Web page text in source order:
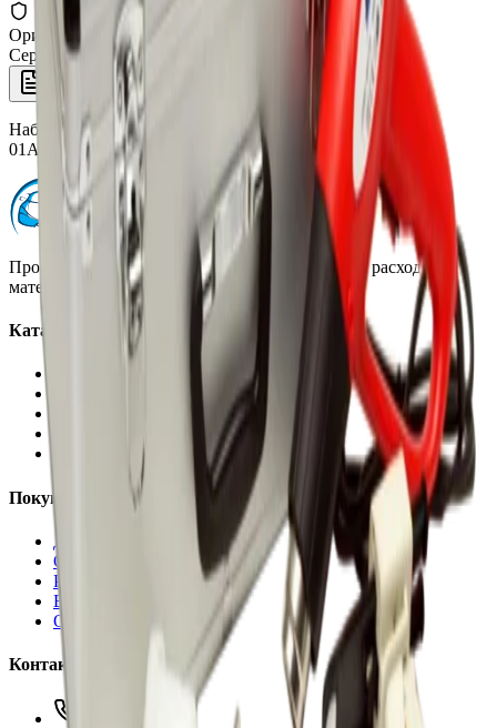
Оригинал 100%
Сертифицированный товар
Набор для восстановления и ремонта кожи (аксессуары),
01AKITPEL2
Профессиональная автохимия, оборудование и расходные
материалы для детейлинга.
Каталог
Расходные материалы
Аксессуары
Покупателям
Доставка и оплата
Обучение
Распродажа
Бренды
О компании
Контакты